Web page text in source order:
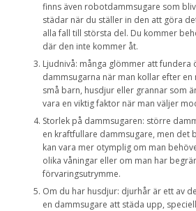
finns även robotdammsugare som
städar när du ställer in den att göra
alla fall till största del. Du kommer
där den inte kommer åt.
Ljudnivå: många glömmer att fundera
dammsugarna när man kollar efter en
små barn, husdjur eller grannar som
vara en viktig faktor när man väljer
Storlek på dammsugaren: större
en kraftfullare dammsugare, men det
kan vara mer otymplig om man
olika våningar eller om man har
förvaringsutrymme.
Om du har husdjur: djurhår är ett av
en dammsugare att städa upp,